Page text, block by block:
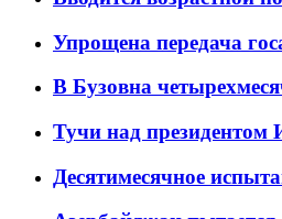
Упрощена передача
В Бузовна
Тучи над президентом
Десятимесячное